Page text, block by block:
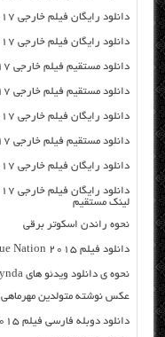
دانلود رایگان فیلم خارجی Dunkirk 2017 با لینک مستقیم
دانلود رایگان فیلم خارجی Eloise 2017 با لینک مستقیم
دانلود مستقیم فیلم خارجی Essex Heist 2017 از سرور سایت
دانلود مستقیم فیلم خارجی Get the Girl 2017 از سرور سایت
دانلود رایگان فیلم خارجی iBoy 2017 با لینک مستقیم
دانلود مستقیم فیلم خارجی Justice League Dark 2017 از سرور سایت
دانلود رایگان فیلم خارجی Split 2017 با لینک مستقیم
لینک مستقیم
نحوه راندن اسکوتر برقی
دانلود فیلم Mission: Impossible – Rogue Nation 2015با لینک مستقیم
نحوه ی دانلود ویدئو های Lynda از طریق برنامه ی آن در موبایل
عکس نوشته متولدین مهرماهی
دانلود دوبله فارسی فیلم Chappie 2015